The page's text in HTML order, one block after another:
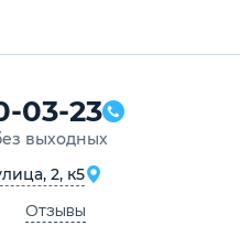
03-23
выходных
2, к5
Отзывы